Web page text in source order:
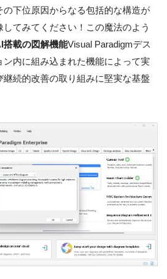
の下位原因からなる包括的な構造が
てみてください！この魔法のよう
搭載の図解機能Visual Paradigmデス
ン内に組み込まれた機能によって実
続的改善の取り組みに堅実な基盤